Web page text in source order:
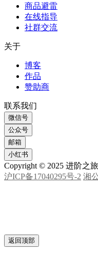
商品避雷
在线指导
博客
作品
赞助商
联系我们
微信号
公众号
邮箱
小红书
Copyright © 2025 进阶之